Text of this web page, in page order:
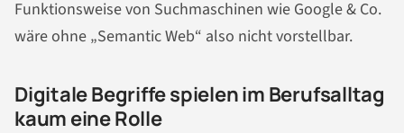
Funktionsweise von Suchmaschinen wie Google & Co.
wäre ohne „Semantic Web“ also nicht vorstellbar.
Digitale Begriffe spielen im Berufsalltag
kaum eine Rolle